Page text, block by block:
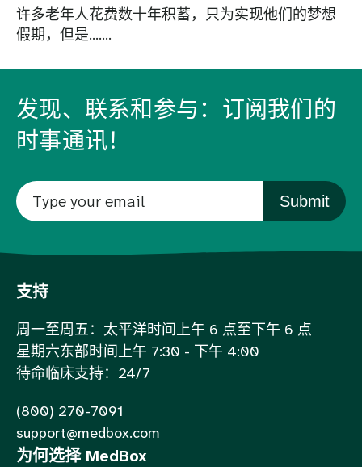
许多老年人花费数十年积蓄，只为实现他们的梦想
假期，但是…….
发现、联系和参与：订阅我们的
时事通讯！
Submit
支持
周一至周五：太平洋时间上午 6 点至下午 6 点
星期六东部时间上午 7:30 - 下午 4:00
待命临床支持：24/7
(800) 270-7091
support@medbox.com
为何选择 MedBox